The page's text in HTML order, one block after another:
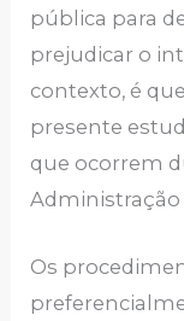
pública para
prejudicar o
contexto, é
presente
que ocorrem
Administração
Os